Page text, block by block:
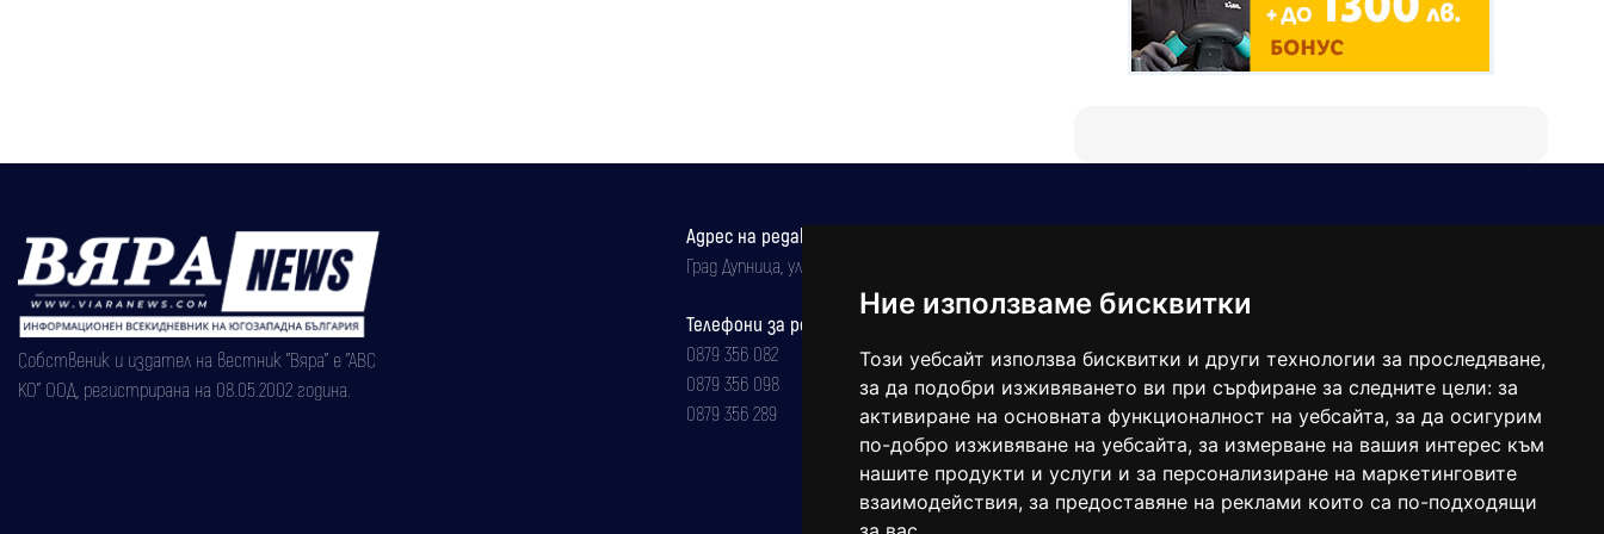
Ние използваме бисквитки
Този уебсайт използва бисквитки и други технологии за проследяване,
за да подобри изживяването ви при сърфиране за следните цели: за
активиране на основната функционалност на уебсайта, за да осигурим
по-добро изживяване на уебсайта, за измерване на вашия интерес към
нашите продукти и услуги и за персонализиране на маркетинговите
взаимодействия, за предоставяне на реклами които са по-подходящи
Собственик и издател на вестник "Вяра" е "АВС
КО" ООД, регистрирана на 08.05.2002 година.
Адрес на редакцията
Град Дупница, ул.''Христо Ботев" 43
Телефони за реклама и абонаменти
0879 356 082
0879 356 098
0879 356 289
balgarkanews@gmail.com